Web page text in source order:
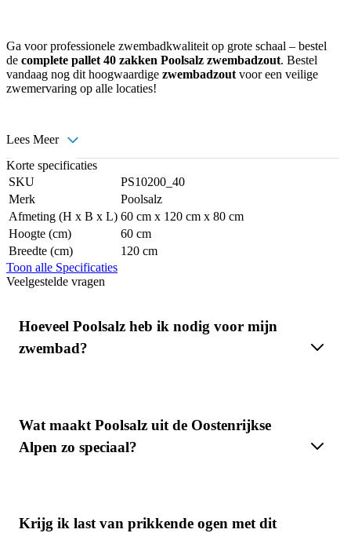
Ga voor professionele zwembadkwaliteit op grote schaal – bestel
de complete pallet 40 zakken Poolsalz zwembadzout. Bestel
vandaag nog dit hoogwaardige zwembadzout voor een veilige
zwemervaring op alle locaties!
Lees Meer
Korte specificaties
SKU
PS10200_40
Merk
Poolsalz
Afmeting (H x B x L) 60 cm x 120 cm x 80 cm
Hoogte (cm)
60 cm
Breedte (cm)
120 cm
Toon alle Specificaties
Veelgestelde vragen
Hoeveel Poolsalz heb ik nodig voor mijn
zwembad?
Wat maakt Poolsalz uit de Oostenrijkse
Alpen zo speciaal?
Krijg ik last van prikkende ogen met dit